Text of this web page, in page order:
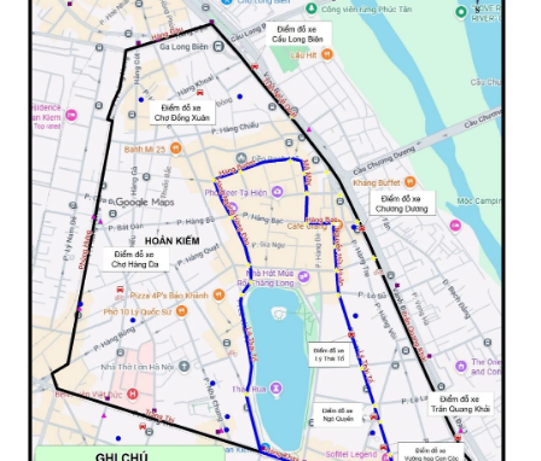
Bắc Trung Bộ
Duyên hải Nam Trung Bộ và Tây
Nguyên
Đông Nam Bộ
Đồng bằng sông Cửu Long
Chuyên trang Hà Nội
Chuyên trang TP. Hồ Chí Minh
CHUYÊN ĐỀ
CÁC CHUYÊN TRANG